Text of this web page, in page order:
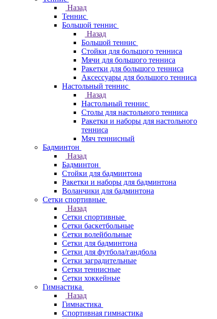
Назад
Теннис
Большой теннис
Назад
Большой теннис
Стойки для большого тенниса
Мячи для большого тенниса
Ракетки для большого тенниса
Аксессуары для большого тенниса
Настольный теннис
Назад
Настольный теннис
Столы для настольного тенниса
Ракетки и наборы для настольного
тенниса
Мяч теннисный
Бадминтон
Назад
Бадминтон
Стойки для бадминтона
Ракетки и наборы для бадминтона
Воланчики для бадминтона
Сетки спортивные
Назад
Сетки спортивные
Сетки баскетбольные
Сетки волейбольные
Сетки для бадминтона
Сетки для футбола/гандбола
Сетки заградительные
Сетки теннисные
Сетки хоккейные
Гимнастика
Назад
Гимнастика
Спортивная гимнастика